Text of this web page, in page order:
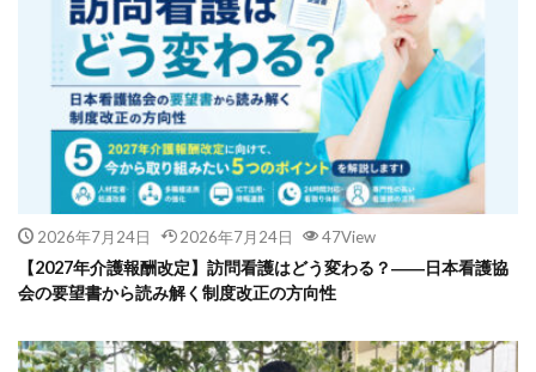
2026年7月24日 2026年7月24日 47View
【2027年介護報酬改定】訪問看護はどう変わる？――日本看護協
会の要望書から読み解く制度改正の方向性